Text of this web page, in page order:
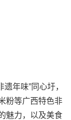
年味”同心圩，
粉等广西特色非
魅力，以及美食